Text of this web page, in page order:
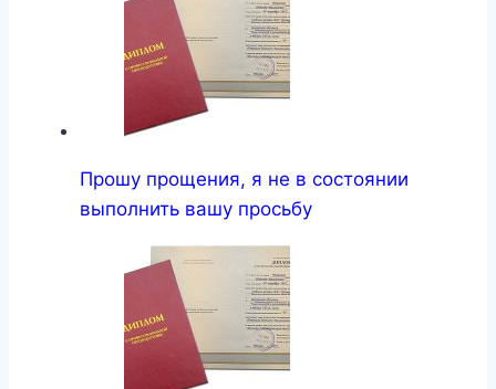
Прошу прощения, я не в состоянии
выполнить вашу просьбу